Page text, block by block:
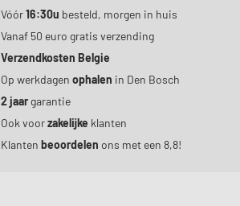
Vóór16:30u besteld, morgen in huis
Vanaf 50 euro gratis verzending
Verzendkosten Belgie
Op werkdagen ophalen in Den Bosch
2 jaargarantie
Ook voorzakelijke klanten
Klanten beoordelen ons met een 8,8!